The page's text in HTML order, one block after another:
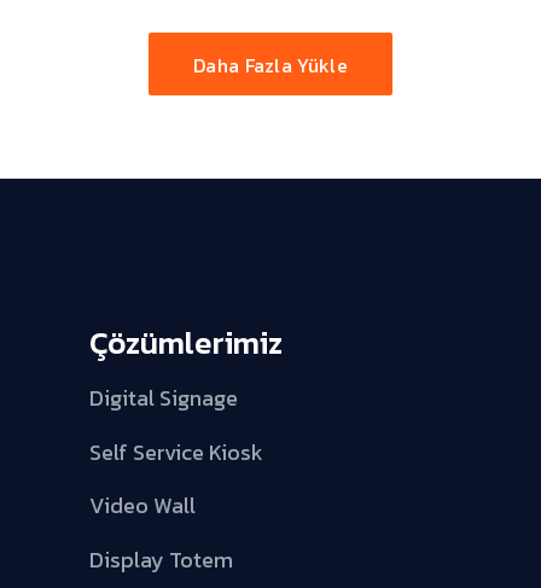
Daha Fazla Yükle
Çözümlerimiz
Digital Signage
Self Service Kiosk
Video Wall
Display Totem